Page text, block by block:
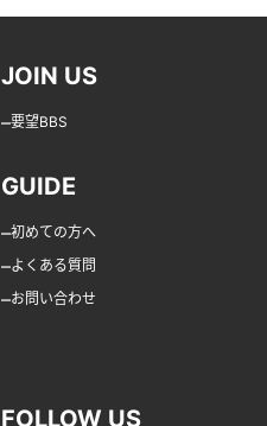
JOIN US
–要望BBS
GUIDE
–初めての方へ
–よくある質問
–お問い合わせ
FOLLOW US